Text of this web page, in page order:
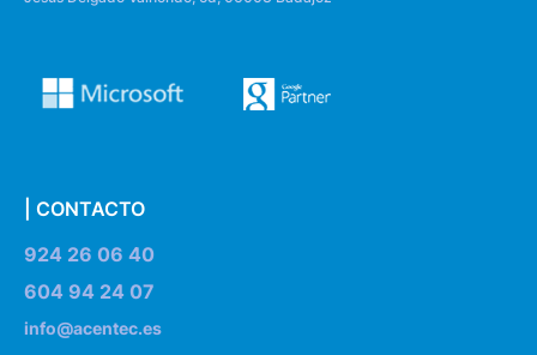
| CONTACTO
924 26 06 40
604 94 24 07
info@acentec.es